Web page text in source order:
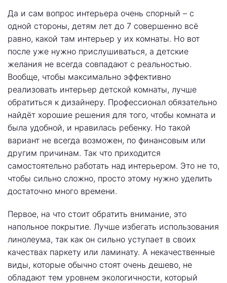
Да и сам вопрос интерьера очень спорный – с
одной стороны, детям лет до 7 совершенно всё
равно, какой там интерьер у их комнаты. Но вот
после уже нужно прислушиваться, а детские
желания не всегда совпадают с реальностью.
Вообще, чтобы максимально эффективно
реализовать интерьер детской комнаты, лучше
обратиться к дизайнеру. Профессионал обязательно
найдёт хорошие решения для того, чтобы комната и
была удобной, и нравилась ребенку. Но такой
вариант не всегда возможен, по финансовым или
другим причинам. Так что приходится
самостоятельно работать над интерьером. Это не то,
чтобы сильно сложно, просто этому нужно уделить
достаточно много времени.
Первое, на что стоит обратить внимание, это
напольное покрытие. Лучше избегать использования
линолеума, так как он сильно уступает в своих
качествах паркету или ламинату. А некачественные
виды, которые обычно стоят очень дешево, не
обладают тем уровнем экологичности, который